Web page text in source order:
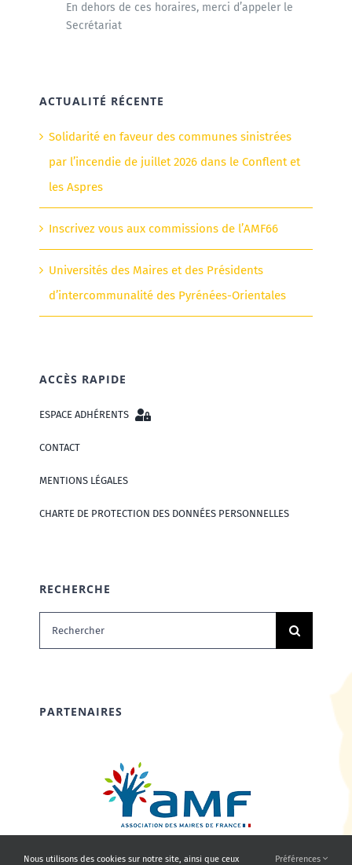
En dehors de ces horaires, merci d’appeler le
Secrétariat
ACTUALITÉ RÉCENTE
Solidarité en faveur des communes sinistrées
par l’incendie de juillet 2026 dans le Conflent et
les Aspres
Inscrivez vous aux commissions de l’AMF66
Universités des Maires et des Présidents
d’intercommunalité des Pyrénées-Orientales
ACCÈS RAPIDE
ESPACE ADHÉRENTS
CONTACT
MENTIONS LÉGALES
CHARTE DE PROTECTION DES DONNÉES PERSONNELLES
RECHERCHE
Rechercher:
PARTENAIRES
Nous utilisons des cookies sur notre site, ainsi que ceux Préférences